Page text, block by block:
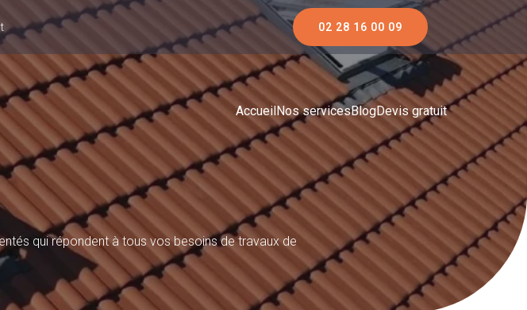
02 28 16 00 09
Accueil Nos servicesBlogDevis gratuit
qui répondent à tous vos besoins de travaux de